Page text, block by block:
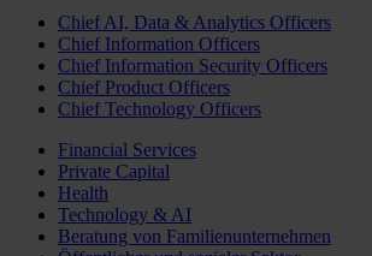
Chief AI, Data & Analytics Officers
Chief Information Officers
Chief Information Security Officers
Chief Product Officers
Chief Technology Officers
Financial Services
Private Capital
Health
Technology & AI
Beratung von Familienunternehmen